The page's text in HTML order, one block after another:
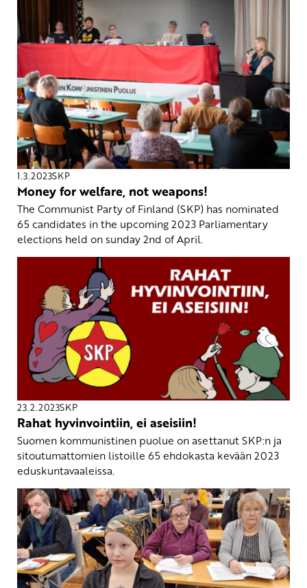
1.3.2023SKP
Money for welfare, not weapons!
The Communist Party of Finland (SKP) has nominated
65 candidates in the upcoming 2023 Parliamentary
elections held on sunday 2nd of April.
23.2.2023SKP
Rahat hyvinvointiin, ei aseisiin!
Suomen kommunistinen puolue on asettanut SKP:n ja
sitoutumattomien listoille 65 ehdokasta kevään 2023
eduskuntavaaleissa.